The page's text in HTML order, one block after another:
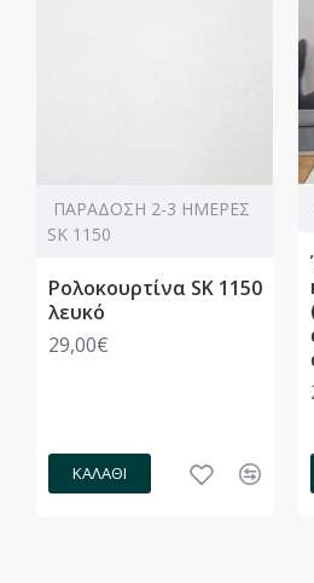
ΠΑΡΑΔΟΣΗ 2-3 ΗΜΕΡΕΣ
SK 1150
Ρολοκουρτίνα SK 1150
λευκό
29,00€
ΚΑΛΆΘΙ